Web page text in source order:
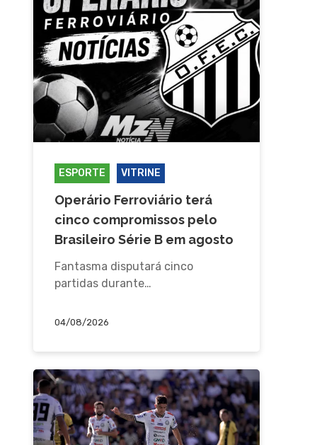
ESPORTE VITRINE
Operário Ferroviário terá
cinco compromissos pelo
Brasileiro Série B em agosto
Fantasma disputará cinco
partidas durante…
04/08/2026